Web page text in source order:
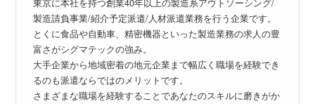
東京に本社を持つ創業40年以上の製造系アウトソーシング/
製造請負事業/紹介予定派遣/人材派遣業務を行う企業です。
とくに食品や自動車、精密機器といった製造業務の求人の豊
富さがシグマテックの強み。
大手企業から地域密着の地元企業まで幅広く職場を経験でき
るのも派遣ならではのメリットです。
さまざまな職場を経験することであなたのスキルに磨きがか